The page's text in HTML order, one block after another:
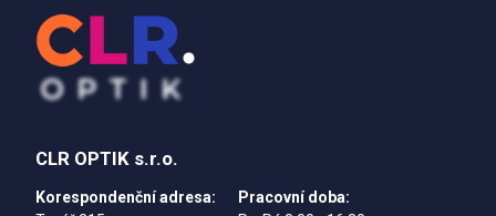
CLR OPTIK s.r.o.
Korespondenční adresa:
Pracovní doba: